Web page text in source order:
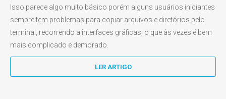
Isso parece algo muito básico porém alguns usuários iniciantes
sempre tem problemas para copiar arquivos e diretórios pelo
terminal, recorrendo a interfaces gráficas, o que às vezes é bem
mais complicado e demorado.
LER ARTIGO